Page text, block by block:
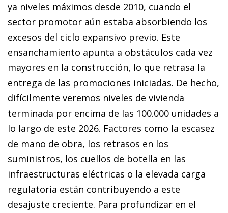
ya niveles máximos desde 2010, cuando el
sector promotor aún estaba absorbiendo los
excesos del ciclo expansivo previo. Este
ensanchamiento apunta a obstáculos cada vez
mayores en la construcción, lo que retrasa la
entrega de las promociones iniciadas. De hecho,
difícilmente veremos niveles de vivienda
terminada por encima de las 100.000 unidades a
lo largo de este 2026. Factores como la escasez
de mano de obra, los retrasos en los
suministros, los cuellos de botella en las
infraestructuras eléctricas o la elevada carga
regulatoria están contribuyendo a este
desajuste creciente. Para profundizar en el